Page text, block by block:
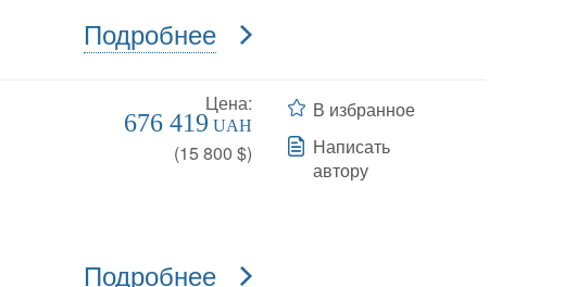
Подробнее
Цена:
676 419 UAH
(15 800 $)
Подробнее
В избранное
Написать
автору